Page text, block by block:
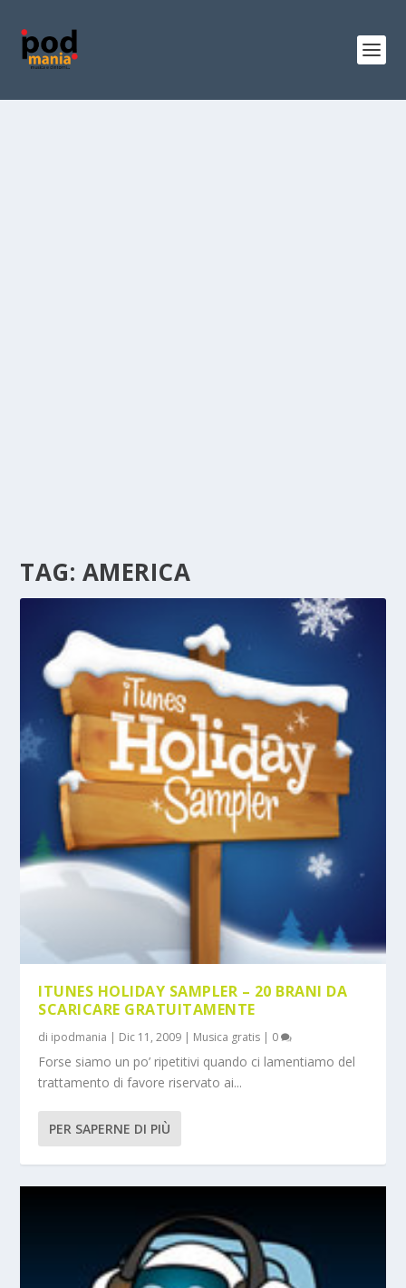
TAG: AMERICA
ITUNES HOLIDAY SAMPLER – 20 BRANI DA
SCARICARE GRATUITAMENTE
di ipodmania | Dic 11, 2009 | Musica gratis | 0
Forse siamo un po’ ripetitivi quando ci lamentiamo del
trattamento di favore riservato ai...
PER SAPERNE DI PIÙ